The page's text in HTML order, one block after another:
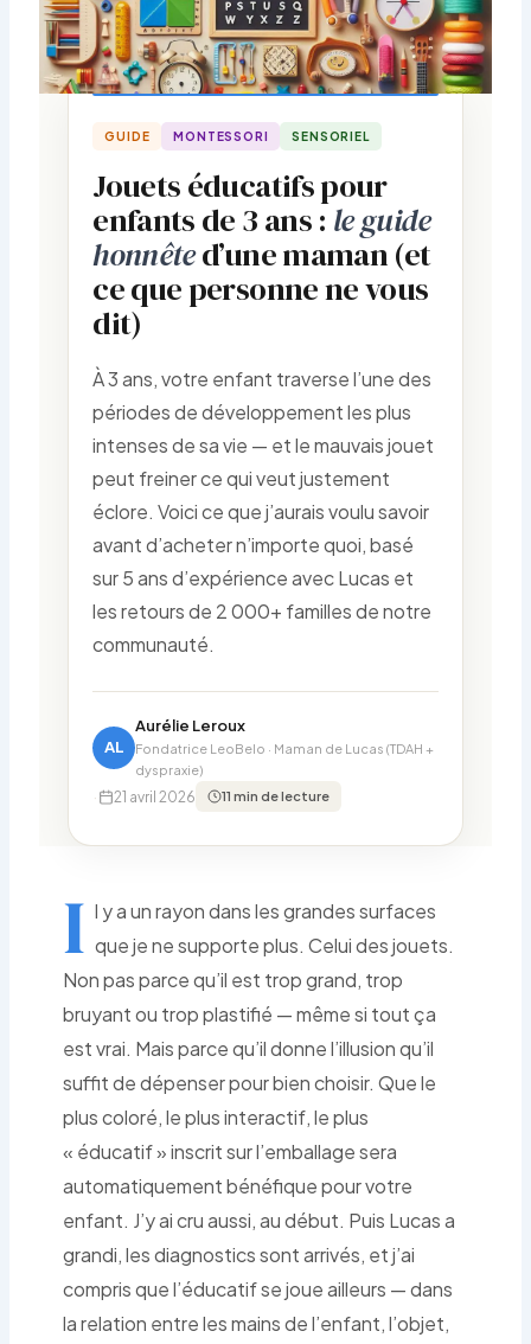
GUIDE MONTESSORI SENSORIEL
Jouets éducatifs pour
enfants de 3 ans : le guide
honnêted’une maman (et
ce que personne ne vous
dit)
À 3 ans, votre enfant traverse l’une des
périodes de développement les plus
intenses de sa vie — et le mauvais jouet
peut freiner ce qui veut justement
éclore. Voici ce que j’aurais voulu savoir
avant d’acheter n’importe quoi, basé
sur 5 ans d’expérience avec Lucas et
les retours de 2 000+ familles de notre
communauté.
AL
Aurélie Leroux
Fondatrice LeoBelo · Maman de Lucas (TDAH +
dyspraxie)
· 21 avril 2026 11 min de lecture
I l y a un rayon dans les grandes surfaces
que je ne supporte plus. Celui des jouets.
Non pas parce qu’il est trop grand, trop
bruyant ou trop plastifié — même si tout ça
est vrai. Mais parce qu’il donne l’illusion qu’il
suffit de dépenser pour bien choisir. Que le
plus coloré, le plus interactif, le plus
« éducatif » inscrit sur l’emballage sera
automatiquement bénéfique pour votre
enfant. J’y ai cru aussi, au début. Puis Lucas a
grandi, les diagnostics sont arrivés, et j’ai
compris que l’éducatif se joue ailleurs — dans
la relation entre les mains de l’enfant, l’objet,